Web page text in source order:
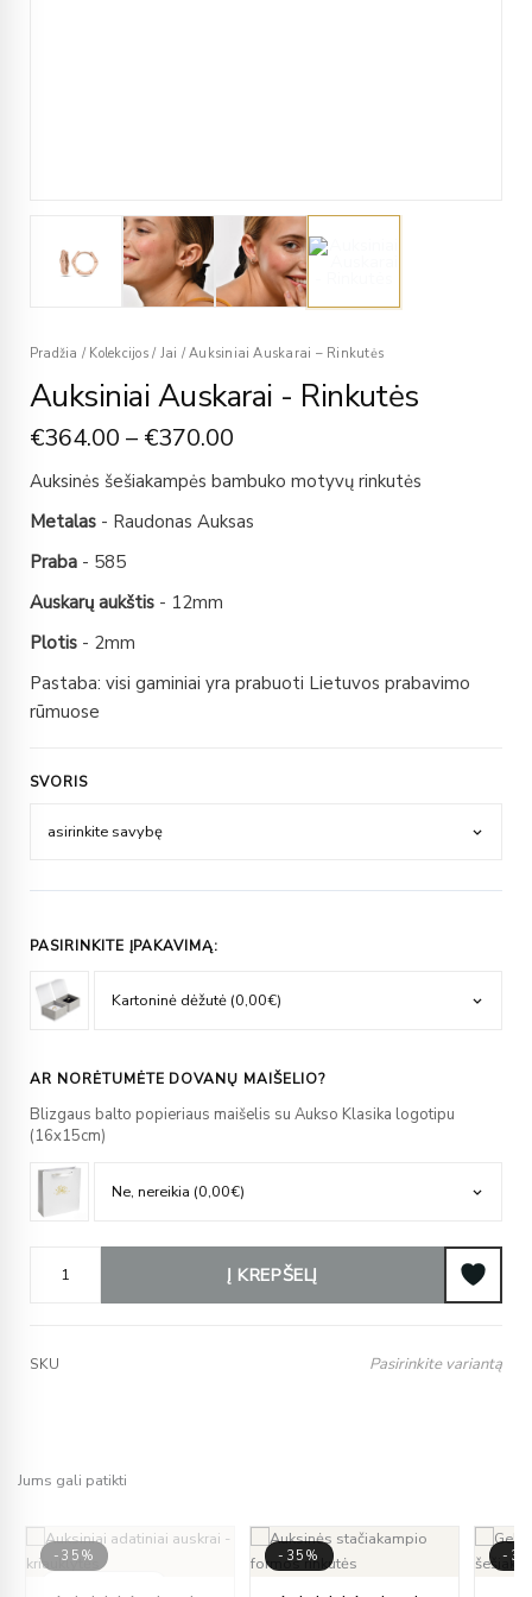
Pradžia / Kolekcijos / Jai /Auksiniai Auskarai – Rinkutės
Auksiniai Auskarai - Rinkutės
€364.00 – €370.00
Auksinės šešiakampės bambuko motyvų rinkutės
Metalas - Raudonas Auksas
Praba - 585
Auskarų aukštis - 12mm
Plotis - 2mm
Pastaba: visi gaminiai yra prabuoti Lietuvos prabavimo
rūmuose
SVORIS
PASIRINKITE ĮPAKAVIMĄ:
AR NORĖTUMĖTE DOVANŲ MAIŠELIO?
Blizgaus balto popieriaus maišelis su Aukso Klasika logotipu
(16x15cm)
Į KREPŠELĮ
SKU Pasirinkite variantą
Jums gali patikti
-35%
-35% -